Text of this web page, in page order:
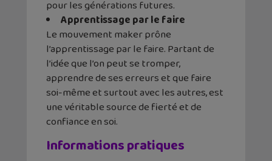
pour les générations futures.
Apprentissage par le faire
Le mouvement maker prône
l’apprentissage par le faire. Partant de
l’idée que l’on peut se tromper,
apprendre de ses erreurs et que faire
soi-même et surtout avec les autres, est
une véritable source de fierté et de
confiance en soi.
Informations pratiques